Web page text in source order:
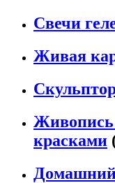
Свечи
Живая
Живопись
красками